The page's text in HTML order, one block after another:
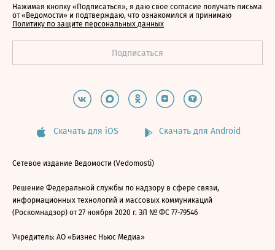
Нажимая кнопку «Подписаться», я даю свое согласие получать письма
от «Ведомости» и подтверждаю, что ознакомился и принимаю
Политику по защите персональных данных
Скачать для iOS Скачать для Android
Сетевое издание Ведомости (Vedomosti)
Решение Федеральной службы по надзору в сфере связи,
информационных технологий и массовых коммуникаций
(Роскомнадзор) от 27 ноября 2020 г. ЭЛ № ФС 77-79546
Учредитель: АО «Бизнес Ньюс Медиа»